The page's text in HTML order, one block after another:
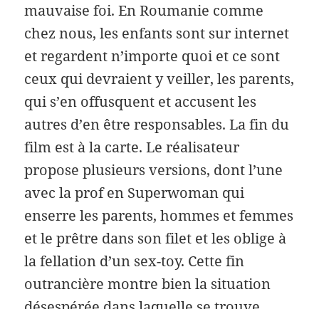
mauvaise foi. En Roumanie comme
chez nous, les enfants sont sur internet
et regardent n’importe quoi et ce sont
ceux qui devraient y veiller, les parents,
qui s’en offusquent et accusent les
autres d’en être responsables. La fin du
film est à la carte. Le réalisateur
propose plusieurs versions, dont l’une
avec la prof en Superwoman qui
enserre les parents, hommes et femmes
et le prêtre dans son filet et les oblige à
la fellation d’un sex-toy. Cette fin
outrancière montre bien la situation